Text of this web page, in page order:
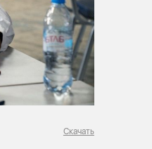
Скачать